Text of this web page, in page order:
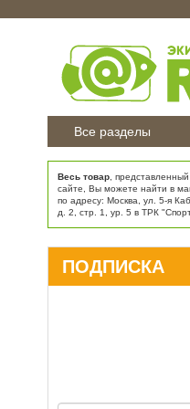
Все разделы
Весь товар ,
сайте, Вы можете найти в
по адресу: Москва, ул. 5-я
д. 2, стр. 1, ур. 5 в ТРК
ПОДПИСКА